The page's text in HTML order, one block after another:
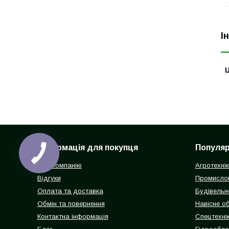
Інформація для покупця
Про компанію
Відгуки
Оплата та доставка
Обмін та повернення
Контактна інформація
Навісне